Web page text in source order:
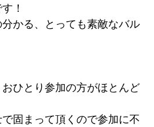
！
かる、とっても素敵なバル
ひとり参加の方がほとんど
固まって頂くので参加に不